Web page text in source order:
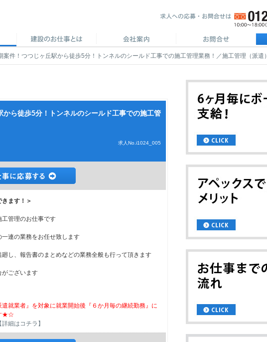
案件！つつじヶ丘駅から徒歩5分！トンネルのシールド工事での施工管理業務！／施工管理（派遣）
から徒歩5分！トンネルのシールド工事での施工管
求人No.i1024_005
ます！＞
管理のお仕事です
連の業務をお任せ致します
し、報告書のまとめなどの業務全般も行って頂きます
ございます
就業者』を対象に就業開始後『６か月毎の継続勤務』に
★☆
【詳細はコチラ】